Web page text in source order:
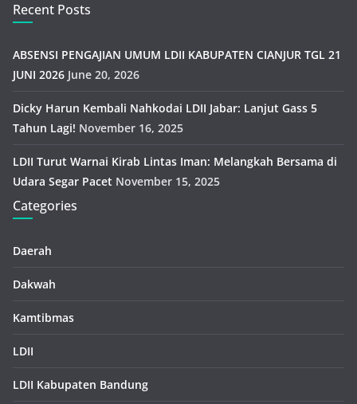
Recent Posts
ABSENSI PENGAJIAN UMUM LDII KABUPATEN CIANJUR TGL 21
JUNI 2026 June 20, 2026
Dicky Harun Kembali Nahkodai LDII Jabar: Lanjut Gass 5
Tahun Lagi! November 16, 2025
LDII Turut Warnai Kirab Lintas Iman: Melangkah Bersama di
Udara Segar Pacet November 15, 2025
Categories
Daerah
Dakwah
Kamtibmas
LDII
LDII Kabupaten Bandung